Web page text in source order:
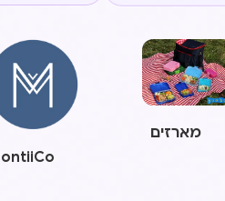
מארזים